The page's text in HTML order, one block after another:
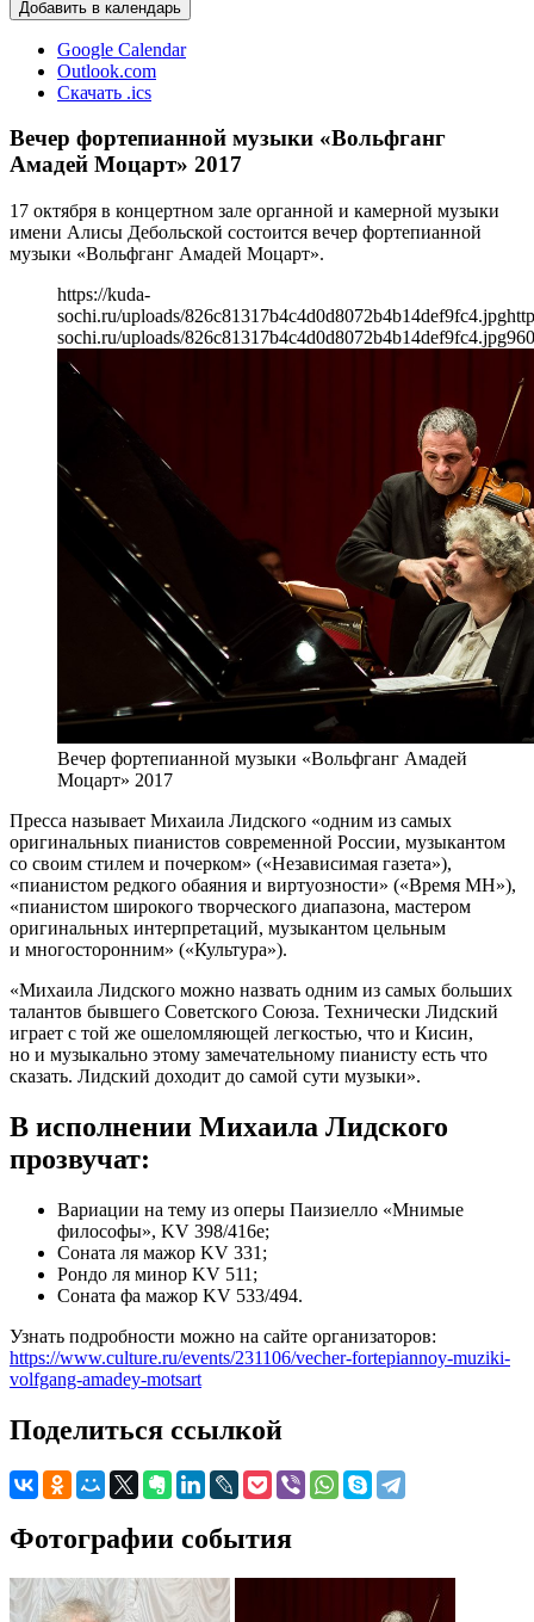
Добавить в календарь
Google Calendar
Outlook.com
Скачать .ics
Вечер фортепианной музыки «Вольфганг
Амадей Моцарт» 2017
17 октября в концертном зале органной и камерной музыки
имени Алисы Дебольской состоится вечер фортепианной
музыки «Вольфганг Амадей Моцарт».
https://kuda-
sochi.ru/uploads/826c81317b4c4d0d8072b4b14def9fc4.jpg
sochi.ru/uploads/826c81317b4c4d0d8072b4b14def9fc4.jpg960
Вечер фортепианной музыки «Вольфганг Амадей
Моцарт» 2017
Пресса называет Михаила Лидского «одним из самых
оригинальных пианистов современной России, музыкантом
со своим стилем и почерком» («Независимая газета»),
«пианистом редкого обаяния и виртуозности» («Время МН»),
«пианистом широкого творческого диапазона, мастером
оригинальных интерпретаций, музыкантом цельным
и многосторонним» («Культура»).
«Михаила Лидского можно назвать одним из самых больших
талантов бывшего Советского Союза. Технически Лидский
играет с той же ошеломляющей легкостью, что и Кисин,
но и музыкально этому замечательному пианисту есть что
сказать. Лидский доходит до самой сути музыки».
В исполнении Михаила Лидского
прозвучат:
Вариации на тему из оперы Паизиелло «Мнимые
философы», KV 398/416e;
Соната ля мажор KV 331;
Рондо ля минор KV 511;
Соната фа мажор KV 533/494.
Узнать подробности можно на сайте организаторов:
https://www.culture.ru/events/231106/vecher-fortepiannoy-muziki-
volfgang-amadey-motsart
Поделиться ссылкой
Фотографии события